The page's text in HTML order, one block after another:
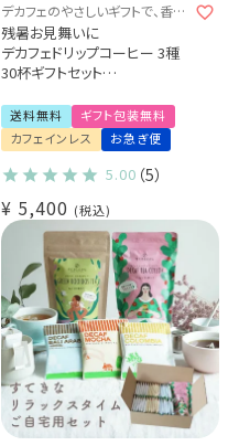
デカフェのやさしいギフトで、香り
豊かなじかんを贈ろう。
残暑お見舞いに
デカフェドリップコーヒー 3種
30杯ギフトセット
バリアラビカ10杯
カフェインレス プレゼント 贈り
物
送料無料
ギフト包装無料
カフェインレス
お急ぎ便
5.00 （5）
¥ 5,400 税込